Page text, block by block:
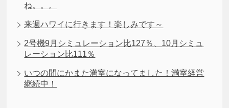
ね。。。
来週ハワイに行きます！楽しみです～
2号機9月シミュレーション比127％、10月シミュ
レーション比111％
いつの間にかまた満室になってました！満室経営
継続中！